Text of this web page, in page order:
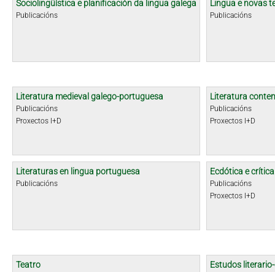
Sociolingüística e planificación da lingua galega
Publicacións
Lingua e novas
Publicacións
Literatura medieval galego-portuguesa
Publicacións
Proxectos I+D
Literatura
Publicacións
Proxectos I+D
Literaturas en lingua portuguesa
Publicacións
Ecdótica e
Publicacións
Proxectos I+D
Teatro Estudos